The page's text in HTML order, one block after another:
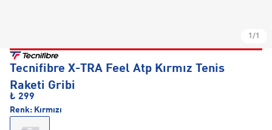
1/1
Tecnifibre X-TRA Feel Atp Kırmız Tenis
Raketi Gribi
₺ 299
Renk: Kırmızı